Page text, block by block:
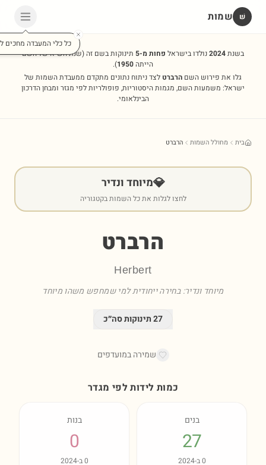
שׁ שמות
כל כלי המעבדה מחכים
בשנת2024נולדו בישראל פחות מ-5 תינוקות בשם זה(שנת השיא של השם
הייתה1950
).
גלו את פירוש השם הרברט לצד ניתוח נתונים מתקדם ממעבדת השמות של
ישראל: משמעות השם, מגמות היסטוריות, פופולריות לפי מגזר ומבחן הדרכון
הבינלאומי.
בית מחולל השמות הרברט
💎מיוחד ונדיר
לחצו לגלות את כל השמות בקטגוריה
הרברט
Herbert
מיוחד ונדיר: בחירה ייחודית למי שמחפש משהו מיוחד
27תינוקות סה״כ
שמירה במועדפים
כמות לידות לפי מגדר
בנים
27
0ב-2024
בנות
0
0ב-2024